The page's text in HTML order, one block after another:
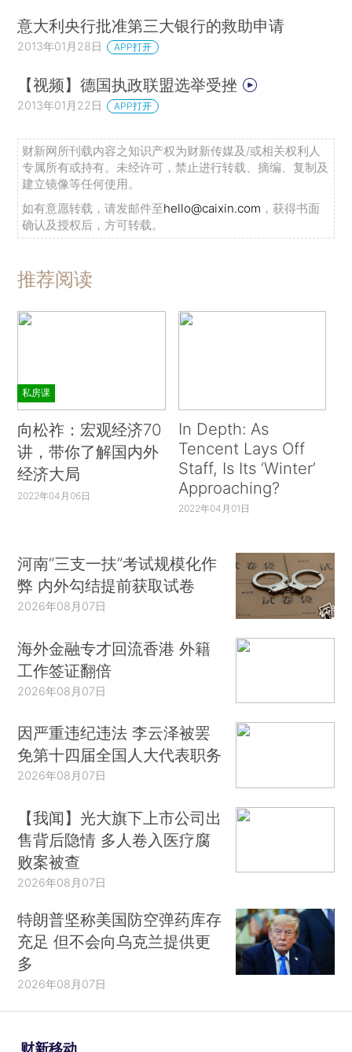
意大利央行批准第三大银行的救助申请
2013年01月28日 APP打开
【视频】德国执政联盟选举受挫
2013年01月22日 APP打开
财新网所刊载内容之知识产权为财新传媒及/或相关权利人
专属所有或持有。未经许可，禁止进行转载、摘编、复制及
建立镜像等任何使用。
如有意愿转载，请发邮件至hello@caixin.com ，获得书面
确认及授权后，方可转载。
推荐阅读
私房课
向松祚：宏观经济70
讲，带你了解国内外
经济大局
2022年04月06日
In Depth: As
Tencent Lays Off
Staff, Is Its ‘Winter’
Approaching?
2022年04月01日
河南“三支一扶”考试规模化作
弊 内外勾结提前获取试卷
2026年08月07日
海外金融专才回流香港 外籍
工作签证翻倍
2026年08月07日
因严重违纪违法 李云泽被罢
免第十四届全国人大代表职务
2026年08月07日
【我闻】光大旗下上市公司出
售背后隐情 多人卷入医疗腐
败案被查
2026年08月07日
特朗普坚称美国防空弹药库存
充足 但不会向乌克兰提供更
多
2026年08月07日
财新移动